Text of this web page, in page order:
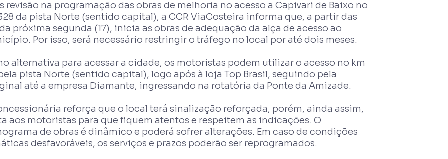
revisão na programação das obras de melhoria no acesso a Capivari de Baixo no
da pista Norte (sentido capital), a CCR ViaCosteira informa que, a partir das
próxima segunda (17), inicia as obras de adequação da alça de acesso ao
Por isso, será necessário restringir o tráfego no local por até dois meses.
alternativa para acessar a cidade, os motoristas podem utilizar o acesso no km
pista Norte (sentido capital), logo após à loja Top Brasil, seguindo pela
até a empresa Diamante, ingressando na rotatória da Ponte da Amizade.
reforça que o local terá sinalização reforçada, porém, ainda assim,
aos motoristas para que fiquem atentos e respeitem as indicações. O
de obras é dinâmico e poderá sofrer alterações. Em caso de condições
desfavoráveis, os serviços e prazos poderão ser reprogramados.